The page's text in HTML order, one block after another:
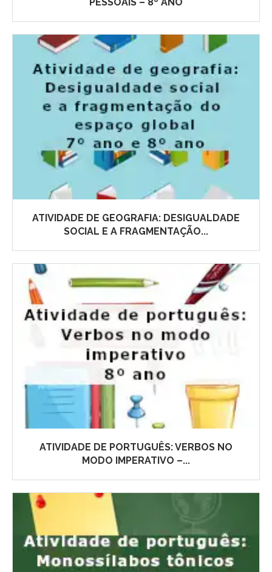
PESSOAIS – 8º ANO
ATIVIDADE DE GEOGRAFIA: DESIGUALDADE
SOCIAL E A FRAGMENTAÇÃO...
ATIVIDADE DE PORTUGUÊS: VERBOS NO
MODO IMPERATIVO –...